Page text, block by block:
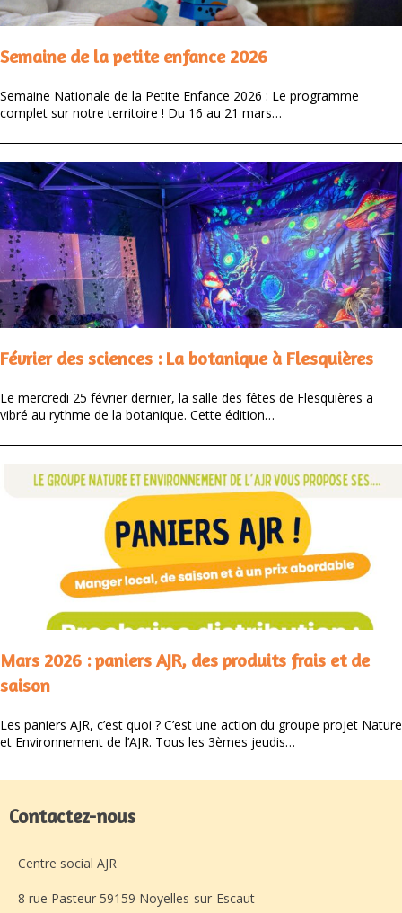
Semaine de la petite enfance 2026
Semaine Nationale de la Petite Enfance 2026 : Le programme
complet sur notre territoire ! Du 16 au 21 mars…
Février des sciences : La botanique à Flesquières
Le mercredi 25 février dernier, la salle des fêtes de Flesquières a
vibré au rythme de la botanique. Cette édition…
Mars 2026 : paniers AJR, des produits frais et de
saison
Les paniers AJR, c’est quoi ? C’est une action du groupe projet Nature
et Environnement de l’AJR. Tous les 3èmes jeudis…
Contactez-nous
Centre social AJR
8 rue Pasteur 59159 Noyelles-sur-Escaut